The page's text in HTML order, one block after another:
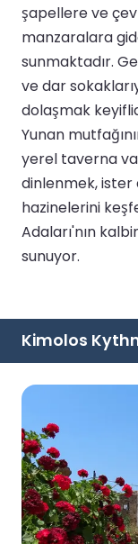
şapellere ve
manzaralara
sunmaktadır.
ve dar
dolaşmak
Yunan
yerel taverna
dinlenmek, ister
hazinelerini
Adaları'nın
sunuyor.
Kimolos